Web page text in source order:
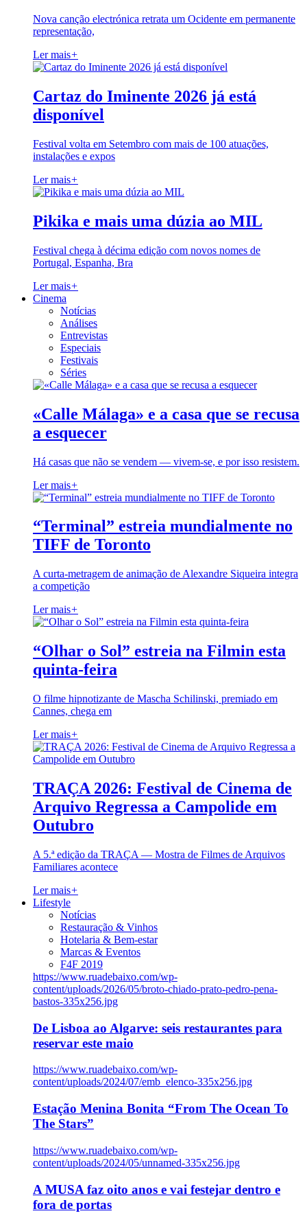
Nova canção electrónica retrata um Ocidente em permanente
representação,
Ler mais+
Cartaz do Iminente 2026 já está
disponível
Festival volta em Setembro com mais de 100 atuações,
instalações e expos
Ler mais+
Pikika e mais uma dúzia ao MIL
Festival chega à décima edição com novos nomes de
Portugal, Espanha, Bra
Ler mais+
Cinema
Notícias
Análises
Entrevistas
Especiais
Festivais
Séries
«Calle Málaga» e a casa que se recusa
a esquecer
Há casas que não se vendem — vivem-se, e por isso resistem.
Ler mais+
“Terminal” estreia mundialmente no
TIFF de Toronto
A curta-metragem de animação de Alexandre Siqueira integra
a competição
Ler mais+
“Olhar o Sol” estreia na Filmin esta
quinta-feira
O filme hipnotizante de Mascha Schilinski, premiado em
Cannes, chega em
Ler mais+
TRAÇA 2026: Festival de Cinema de
Arquivo Regressa a Campolide em
Outubro
A 5.ª edição da TRAÇA — Mostra de Filmes de Arquivos
Familiares acontece
Ler mais+
Lifestyle
Notícias
Restauração & Vinhos
Hotelaria & Bem-estar
Marcas & Eventos
F4F 2019
https://www.ruadebaixo.com/wp-
content/uploads/2026/05/broto-chiado-prato-pedro-pena-
bastos-335x256.jpg
De Lisboa ao Algarve: seis restaurantes para
reservar este maio
https://www.ruadebaixo.com/wp-
content/uploads/2024/07/emb_elenco-335x256.jpg
Estação Menina Bonita “From The Ocean To
The Stars”
https://www.ruadebaixo.com/wp-
content/uploads/2024/05/unnamed-335x256.jpg
A MUSA faz oito anos e vai festejar dentro e
fora de portas